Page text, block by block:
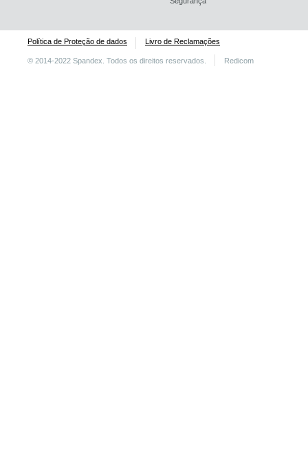
Política de Proteção de dados Livro de Reclamações
© 2014-2022 Spandex. Todos os direitos reservados. Redicom